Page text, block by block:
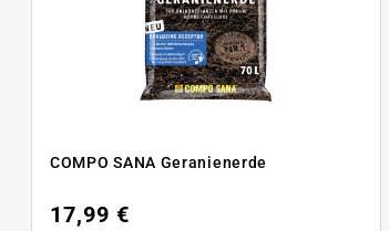
COMPO SANA Geranienerde
17,99 €